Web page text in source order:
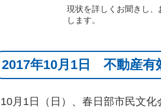
現状を詳しくお聞きし、
します。
2017年10月1日 不動産有
10月1日（日）、春日部市民文